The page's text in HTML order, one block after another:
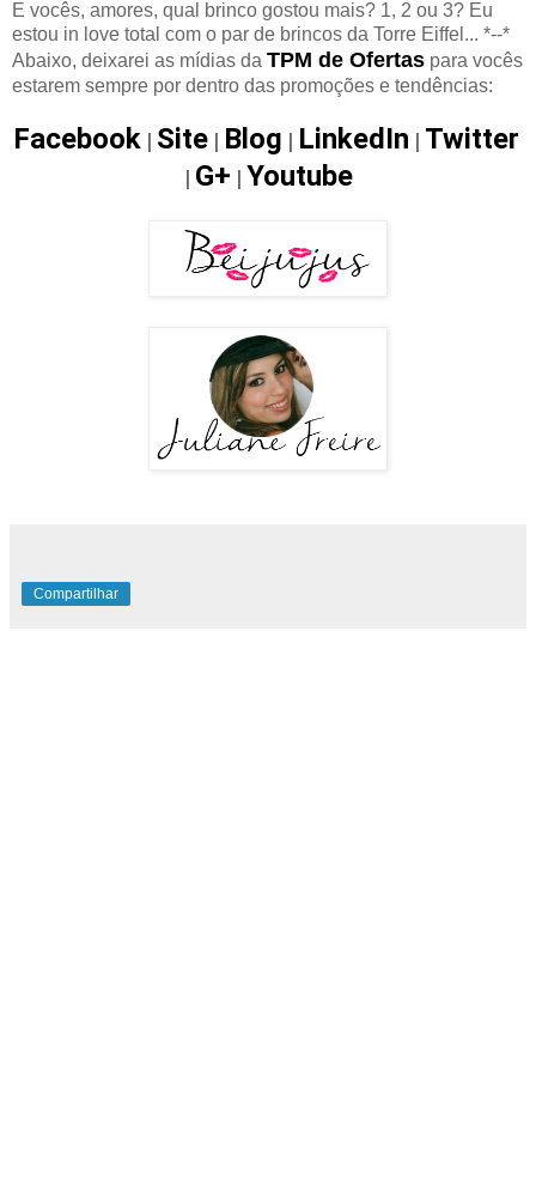
E vocês, amores, qual brinco gostou mais? 1, 2 ou 3? Eu
estou in love total com o par de brincos da Torre Eiffel... *--*
Abaixo, deixarei as mídias da TPM de Ofertas para vocês
estarem sempre por dentro das promoções e tendências:
Facebook| Site| Blog | LinkedIn | Twitter
| G+ | Youtube
Compartilhar